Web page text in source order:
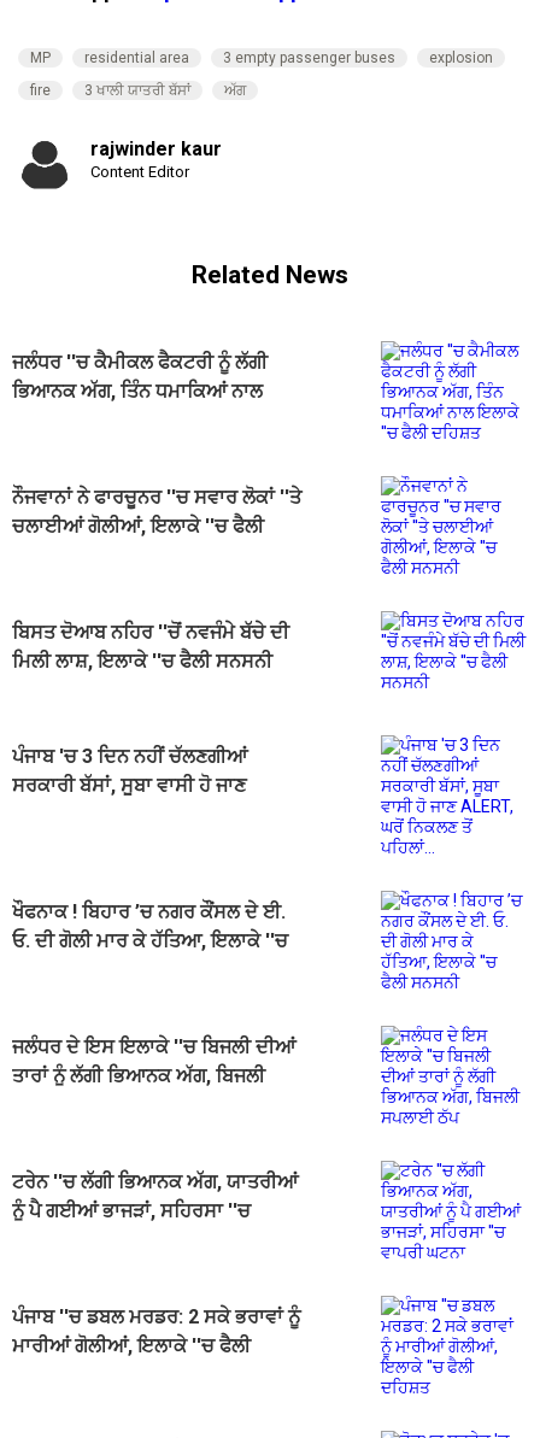
MP residential area 3 empty passenger buses
explosion
fire
3 ਖਾਲੀ ਯਾਤਰੀ ਬੱਸਾਂ ਅੱਗ
rajwinder kaur
Content Editor
Related News
ਜਲੰਧਰ ''ਚ ਕੈਮੀਕਲ ਫੈਕਟਰੀ ਨੂੰ ਲੱਗੀ
ਭਿਆਨਕ ਅੱਗ, ਤਿੰਨ ਧਮਾਕਿਆਂ ਨਾਲ
ਨੌਜਵਾਨਾਂ ਨੇ ਫਾਰਚੂਨਰ ''ਚ ਸਵਾਰ ਲੋਕਾਂ ''ਤੇ
ਚਲਾਈਆਂ ਗੋਲੀਆਂ, ਇਲਾਕੇ ''ਚ ਫੈਲੀ
ਬਿਸਤ ਦੋਆਬ ਨਹਿਰ ''ਚੋਂ ਨਵਜੰਮੇ ਬੱਚੇ ਦੀ
ਮਿਲੀ ਲਾਸ਼, ਇਲਾਕੇ ''ਚ ਫੈਲੀ ਸਨਸਨੀ
ਪੰਜਾਬ 'ਚ 3 ਦਿਨ ਨਹੀਂ ਚੱਲਣਗੀਆਂ
ਸਰਕਾਰੀ ਬੱਸਾਂ, ਸੂਬਾ ਵਾਸੀ ਹੋ ਜਾਣ
ਖੌਫਨਾਕ ! ਬਿਹਾਰ ’ਚ ਨਗਰ ਕੌਂਸਲ ਦੇ ਈ.
ਓ. ਦੀ ਗੋਲੀ ਮਾਰ ਕੇ ਹੱਤਿਆ, ਇਲਾਕੇ ''ਚ
ਜਲੰਧਰ ਦੇ ਇਸ ਇਲਾਕੇ ''ਚ ਬਿਜਲੀ ਦੀਆਂ
ਤਾਰਾਂ ਨੂੰ ਲੱਗੀ ਭਿਆਨਕ ਅੱਗ, ਬਿਜਲੀ
ਟਰੇਨ ''ਚ ਲੱਗੀ ਭਿਆਨਕ ਅੱਗ, ਯਾਤਰੀਆਂ
ਨੂੰ ਪੈ ਗਈਆਂ ਭਾਜੜਾਂ, ਸਹਿਰਸਾ ''ਚ
ਪੰਜਾਬ ''ਚ ਡਬਲ ਮਰਡਰ: 2 ਸਕੇ ਭਰਾਵਾਂ ਨੂੰ
ਮਾਰੀਆਂ ਗੋਲੀਆਂ, ਇਲਾਕੇ ''ਚ ਫੈਲੀ